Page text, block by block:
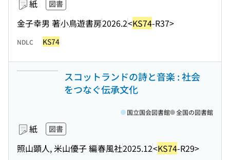
紙 図書
金子幸男 著小鳥遊書房2026.2<KS74-R37>
NDLC KS74
スコットランドの詩と音楽 : 社会
をつなぐ伝承文化
紙 図書
照山顕人, 米山優子 編春風社2025.12<KS74-R29>
国立国会図書館 全国の図書館